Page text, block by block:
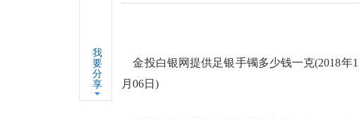
我
要
分
享
金投白银网提供足银手镯多少钱一克(2018年
月06日)